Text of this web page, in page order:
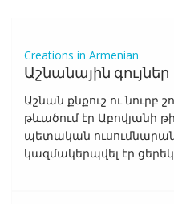
Creations in Armenian
Աշնանային գույներ
Աշնան քնքուշ ու նուրբ
թևածում էր Աբովյանի
պետական
կազմակերպվել էր